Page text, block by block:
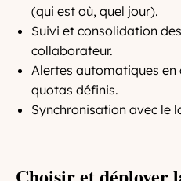
(qui est où, quel jour).
Suivi et consolidation
collaborateur.
Alertes automatiques en
quotas définis.
Synchronisation avec le
Choisir et déployer